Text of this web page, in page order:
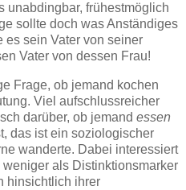
unabdingbar, frühestmöglich
sollte doch was Anständiges
es sein Vater von seiner
Vater von dessen Frau!
Frage, ob jemand kochen
Viel aufschlussreicher
darüber, ob jemand essen
das ist ein soziologischer
wanderte. Dabei interessiert
als Distinktionsmarker
hinsichtlich ihrer